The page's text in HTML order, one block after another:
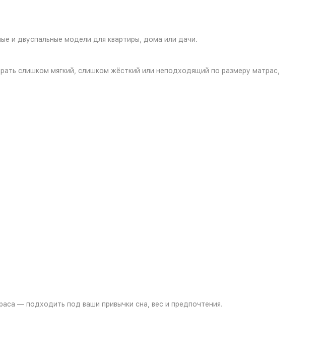
и двуспальные модели для квартиры, дома или дачи.
слишком мягкий, слишком жёсткий или неподходящий по размеру матрас,
— подходить под ваши привычки сна, вес и предпочтения.